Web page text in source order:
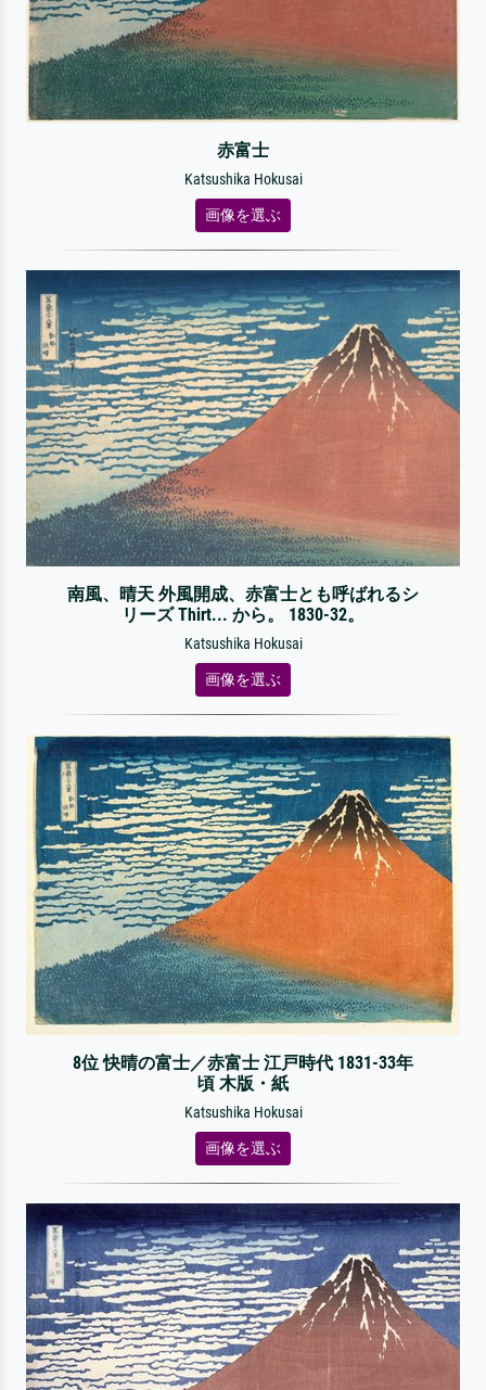
赤富士
Katsushika Hokusai
画像を選ぶ
南風、晴天 外風開成、赤富士とも呼ばれるシ
リーズ Thirt... から。 1830-32。
Katsushika Hokusai
画像を選ぶ
8位 快晴の富士／赤富士 江戸時代 1831-33年
頃 木版・紙
Katsushika Hokusai
画像を選ぶ